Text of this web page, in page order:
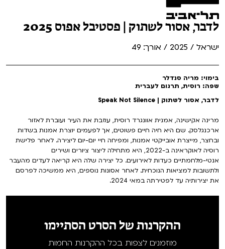
לדבר, אסור לשתוק | פסטיבל אפוס 2025
ישראל / 2025 / אורך: 49
בימוי: מריה סנדלר
שפה: רוסית, תרגום לעברית
לדבר, אסור לשתוק | Speak Not Silence
מרינה אקישינה, אמנית אוונגרד רוסית, עוזבת את העיר ועוברת לאזור
ארכנגלסק. שם היא חיה חיים פשוטים, אך לפעמים יוצרת אמנות בשדות
ובחצר, מייצרת אובייקטי אמנות, ומפיחה חיי יום-יום ליצירה. לאחר פלישת
רוסיה לאוקראינה ב-2022, היא מתחילה ליצור ציורים ושירים
אנטי-מלחמתיים כעדות לאירועים. כל יצירה שלה היא קריאה לעדים מהעבר
ולתשובות למציאות הנוכחית. לאחר אסונות נוספים, היא ממשיכה לפרסם
את יצירותיה עד לפטירתה במאי 2024.
ההקרנות של הסרט הסתיימו
מוזמנים לצפות בכל ההקרנות החמות